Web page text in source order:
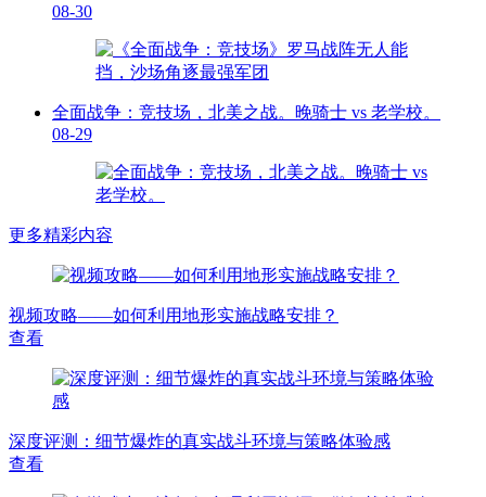
08-30
全面战争：竞技场，北美之战。晚骑士 vs 老学校。
08-29
更多精彩内容
视频攻略——如何利用地形实施战略安排？
查看
深度评测：细节爆炸的真实战斗环境与策略体验感
查看